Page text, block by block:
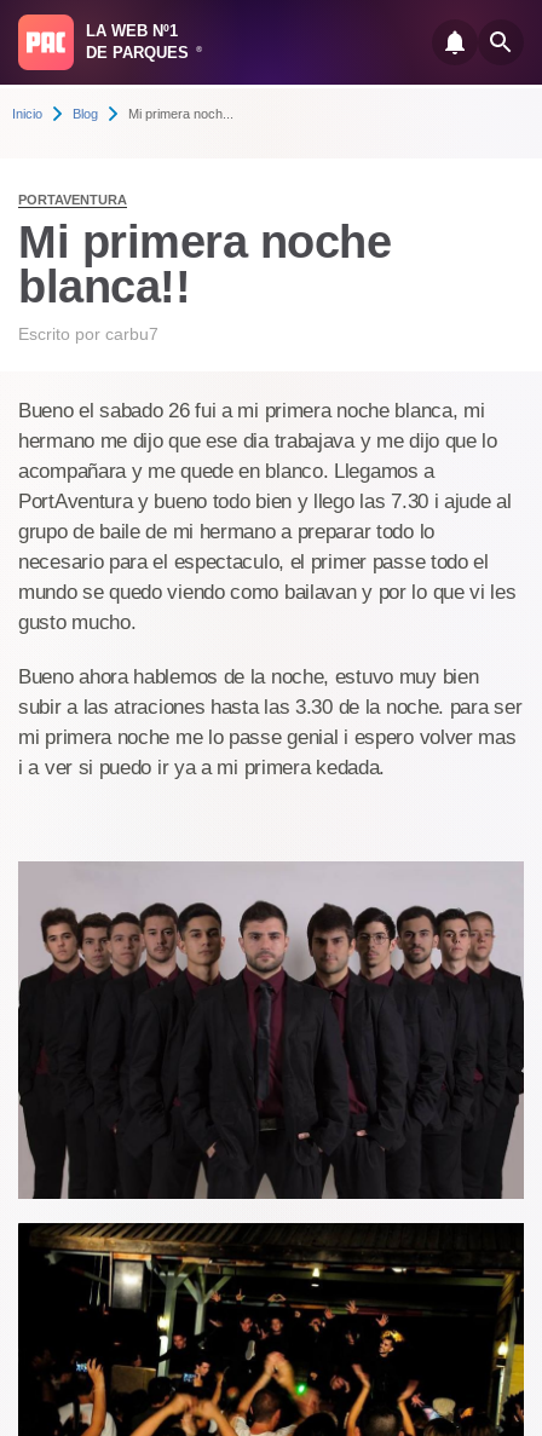
LA WEB Nº1
DE PARQUES
®
Inicio Blog Mi primera noch...
PORTAVENTURA
Mi primera noche
blanca!!
Escrito por carbu7
Bueno el sabado 26 fui a mi primera noche blanca, mi
hermano me dijo que ese dia trabajava y me dijo que lo
acompañara y me quede en blanco. Llegamos a
PortAventura y bueno todo bien y llego las 7.30 i ajude al
grupo de baile de mi hermano a preparar todo lo
necesario para el espectaculo, el primer passe todo el
mundo se quedo viendo como bailavan y por lo que vi les
gusto mucho.
Bueno ahora hablemos de la noche, estuvo muy bien
subir a las atraciones hasta las 3.30 de la noche. para ser
mi primera noche me lo passe genial i espero volver mas
i a ver si puedo ir ya a mi primera kedada.